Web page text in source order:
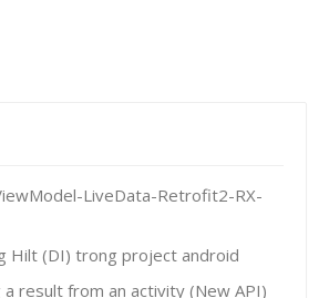
LiveData-Retrofit2-RX-
Hilt (DI) trong project android
result from an activity (New API)